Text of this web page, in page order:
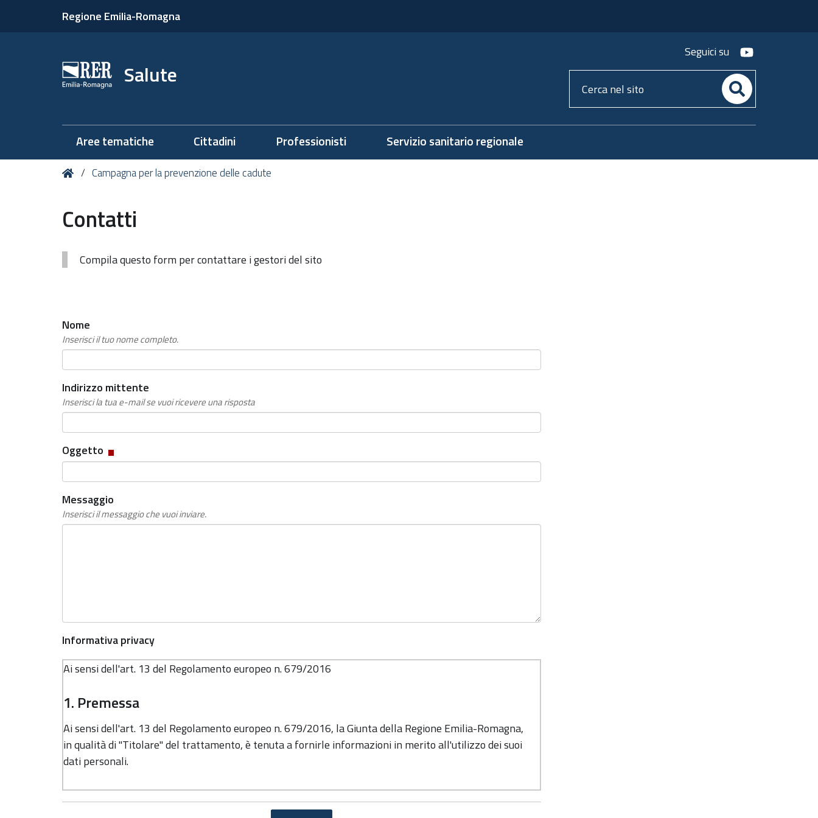
Regione Emilia-Romagna
Salute
Seguici su youtube
Cerca
nel
Aree tematiche Cittadini Professionisti Servizio sanitario regionale
Tu HomeCampagna per la prevenzione delle cadute
Contatti
Compila questo form per contattare i gestori del sito
Nome
Inserisci il tuo nome completo.
Indirizzo mittente
Inserisci la tua e-mail se vuoi ricevere una risposta
Oggetto Campo
obbligatorio
Messaggio
Inserisci il messaggio che vuoi inviare.
Informativa privacy
Ai sensi dell'art. 13 del Regolamento europeo n. 679/2016
1. Premessa
Ai sensi dell'art. 13 del Regolamento europeo n. 679/2016, la Giunta della Regione Emilia-Romagna,
in qualità di "Titolare" del trattamento, è tenuta a fornirle informazioni in merito all'utilizzo dei suoi
dati personali.
2. Identità e dati di contatto del titolare del trattamento